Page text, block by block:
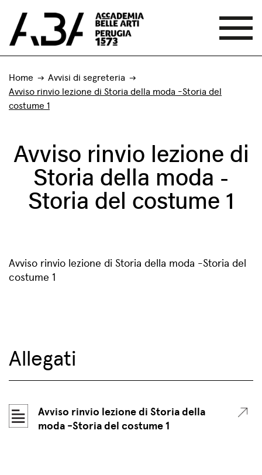
Home
Avvisi di segreteria
Avviso rinvio lezione di Storia della moda -Storia del
costume 1
Avviso rinvio lezione di
Storia della moda -
Storia del costume 1
Avviso rinvio lezione di Storia della moda -Storia del
costume 1
Allegati
Avviso rinvio lezione di Storia della
moda -Storia del costume 1